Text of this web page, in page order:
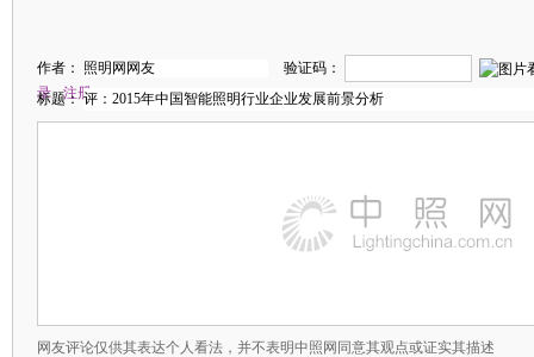
作者：
验证码：
录
注册
标题：
网友评论仅供其表达个人看法，并不表明中照网同意其观点或证实其描述